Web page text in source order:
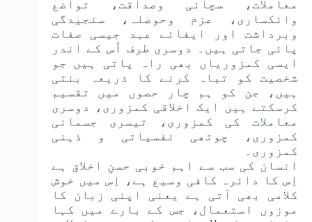
معاملات، سچائی وصداقت، تواضع
وانکساری، عزم وحوصلہ، سنجیدگی
وبرداشت اور ایفائے عہد جیسی صفات
پائی جاتی ہیں۔ دوسری طرف اُس کے اندر
ایسی کمزوریاں بھی راہ پاتی ہیں جو
شخصیت کو تباہ کرنے کا ذریعہ بنتی
ہیں، جن کو ہم چار حصوں میں تقسیم
کرسکتے ہیں ایک اخلاقی کمزوری، دوسری
معاملات کی کمزوری، تیسری جسمانی
کمزوری، چوتھی نفسیاتی و ذہنی
کمزوری۔
انسان کی سب سے اہم خوبی حسنِ اخلاق ہے
اِس کا دائرہ کافی وسیع ہے، اِس میں خوش
کلامی بھی آتی ہے یعنی اپنی زبان کا
موزوں استعمال، جس کے بارے میں کہا